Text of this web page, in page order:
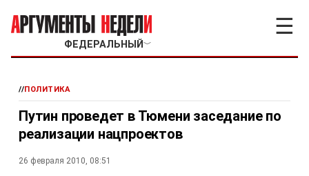
ФЕДЕРАЛЬНЫЙ ﹀
☰
//ПОЛИТИКА
Путин проведет в Тюмени заседание по
реализации нацпроектов
26 февраля 2010, 08:51